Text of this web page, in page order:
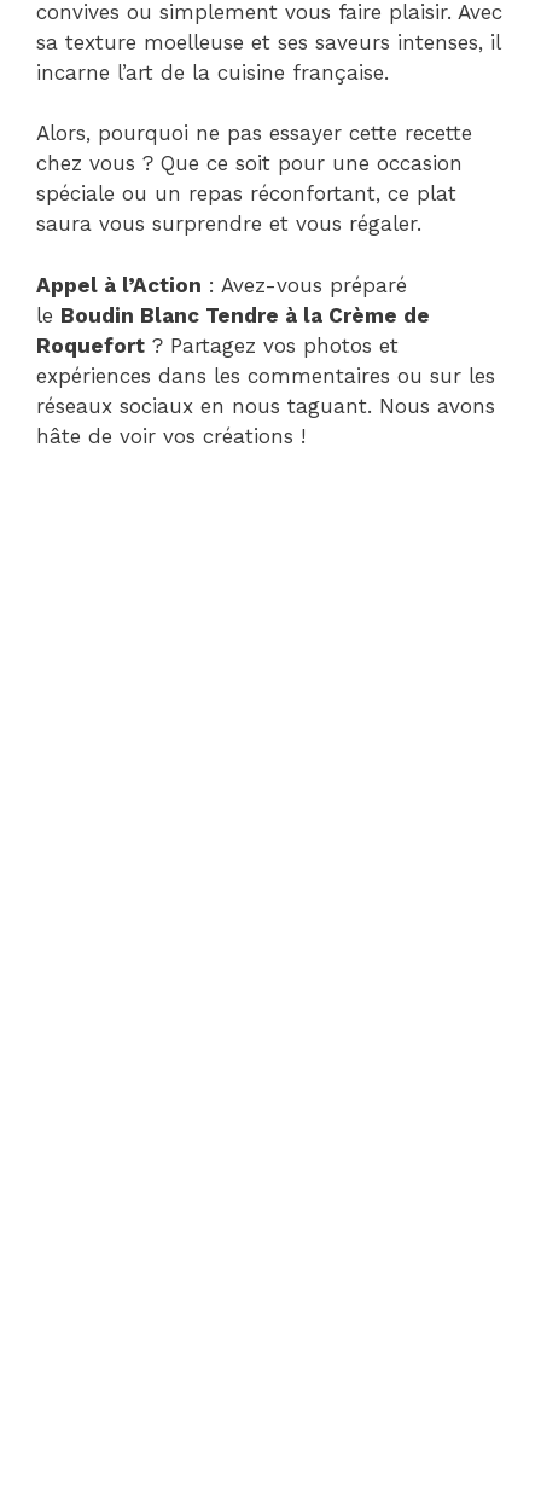
convives ou simplement vous faire plaisir. Avec
sa texture moelleuse et ses saveurs intenses, il
incarne l’art de la cuisine française.
Alors, pourquoi ne pas essayer cette recette
chez vous ? Que ce soit pour une occasion
spéciale ou un repas réconfortant, ce plat
saura vous surprendre et vous régaler.
Appel à l’Action : Avez-vous préparé
le Boudin Blanc Tendre à la Crème de
Roquefort ? Partagez vos photos et
expériences dans les commentaires ou sur les
réseaux sociaux en nous taguant. Nous avons
hâte de voir vos créations !